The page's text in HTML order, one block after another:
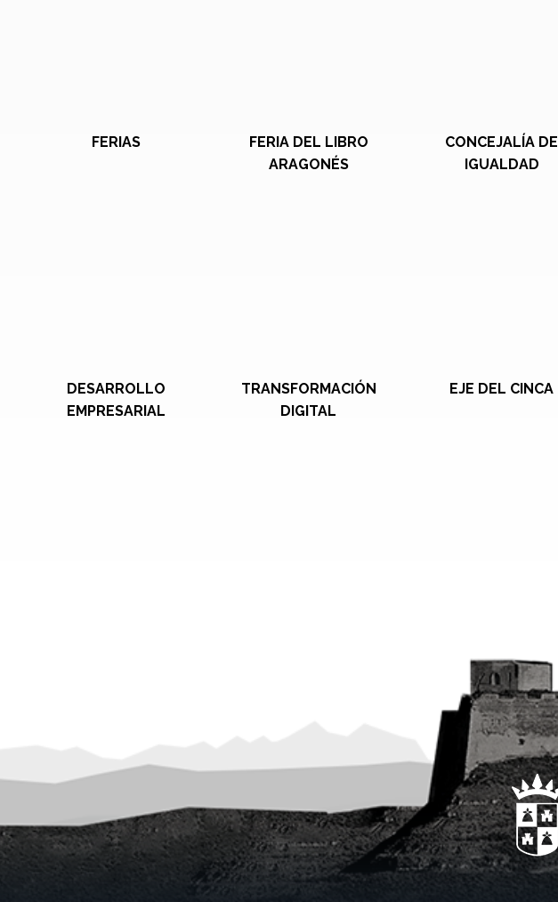
FERIAS
FERIA DEL LIBRO
ARAGONÉS
CONCEJALÍA DE
IGUALDAD
DESARROLLO
EMPRESARIAL
TRANSFORMACIÓN
DIGITAL
EJE DEL CINCA